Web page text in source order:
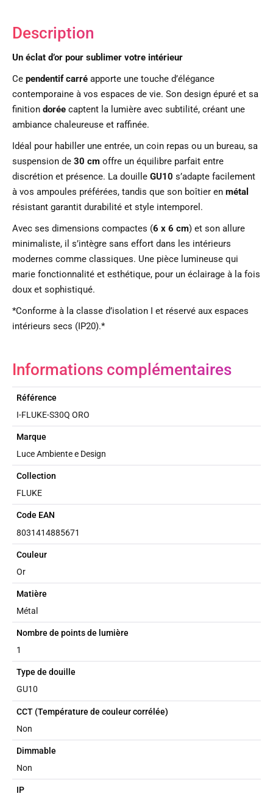
Description
Un éclat d’or pour sublimer votre intérieur
Ce pendentif carré apporte une touche d’élégance
contemporaine à vos espaces de vie. Son design épuré et sa
finition dorée captent la lumière avec subtilité, créant une
ambiance chaleureuse et raffinée.
Idéal pour habiller une entrée, un coin repas ou un bureau, sa
suspension de 30 cm offre un équilibre parfait entre
discrétion et présence. La douille GU10 s’adapte facilement
à vos ampoules préférées, tandis que son boîtier en métal
résistant garantit durabilité et style intemporel.
Avec ses dimensions compactes (6 x 6 cm) et son allure
minimaliste, il s’intègre sans effort dans les intérieurs
modernes comme classiques. Une pièce lumineuse qui
marie fonctionnalité et esthétique, pour un éclairage à la fois
doux et sophistiqué.
*Conforme à la classe d’isolation I et réservé aux espaces
intérieurs secs (IP20).*
Informations complémentaires
Référence
I-FLUKE-S30Q ORO
Marque
Luce Ambiente e Design
Collection
FLUKE
Code EAN
8031414885671
Couleur
Or
Matière
Métal
Nombre de points de lumière
1
Type de douille
GU10
CCT (Température de couleur corrélée)
Non
Dimmable
Non
IP